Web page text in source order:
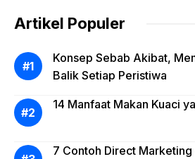
Artikel Populer
Konsep Sebab Akibat,
Balik Setiap Peristiwa
14 Manfaat Makan Kuaci
7 Contoh Direct Marketing